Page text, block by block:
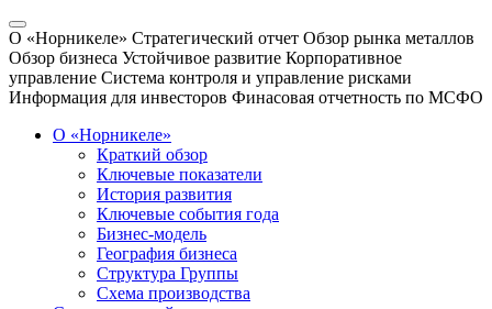
О «Норникеле» Стратегический отчет Обзор рынка металлов
Обзор бизнеса Устойчивое развитие Корпоративное
управление Система контроля и управление рисками
Информация для инвесторов Финасовая отчетность по МСФО
О «Норникеле»
Краткий обзор
Ключевые показатели
История развития
Ключевые события года
Бизнес-модель
География бизнеса
Структура Группы
Схема производства